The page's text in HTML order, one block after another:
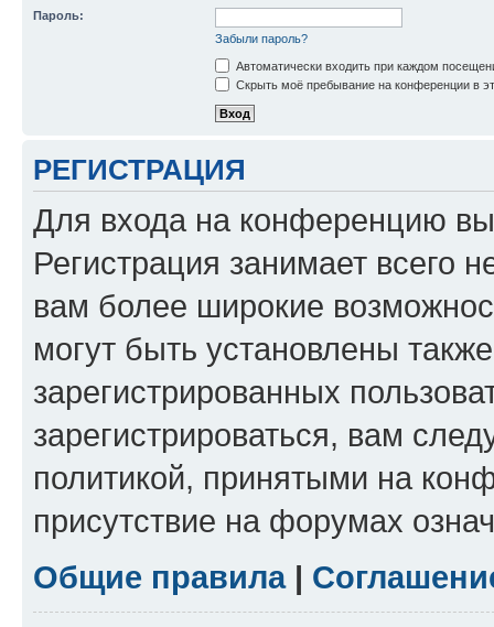
Пароль:
Забыли пароль?
Автоматически входить при каждом
Скрыть моё пребывание на конференции в
РЕГИСТРАЦИЯ
Для входа на конференцию
Регистрация занимает всего
вам более широкие
могут быть установлены
зарегистрированных
зарегистрироваться, вам
политикой, принятыми на
присутствие на форумах
Общие правила|